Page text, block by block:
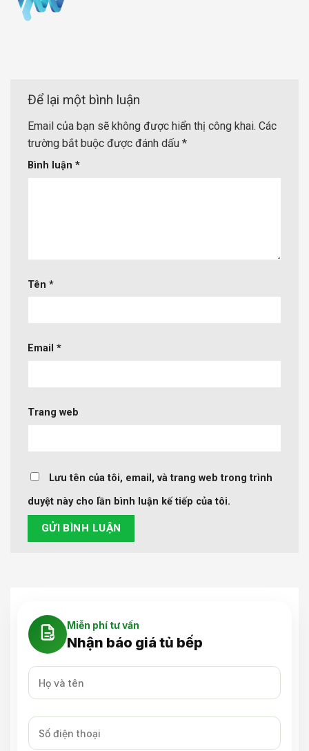
Để lại một bình luận
Email của bạn sẽ không được hiển thị công khai. Các
trường bắt buộc được đánh dấu *
Bình luận *
Tên *
Email *
Trang web
Lưu tên của tôi, email, và trang web trong trình
duyệt này cho lần bình luận kế tiếp của tôi.
Miễn phí tư vấn
Nhận báo giá tủ bếp